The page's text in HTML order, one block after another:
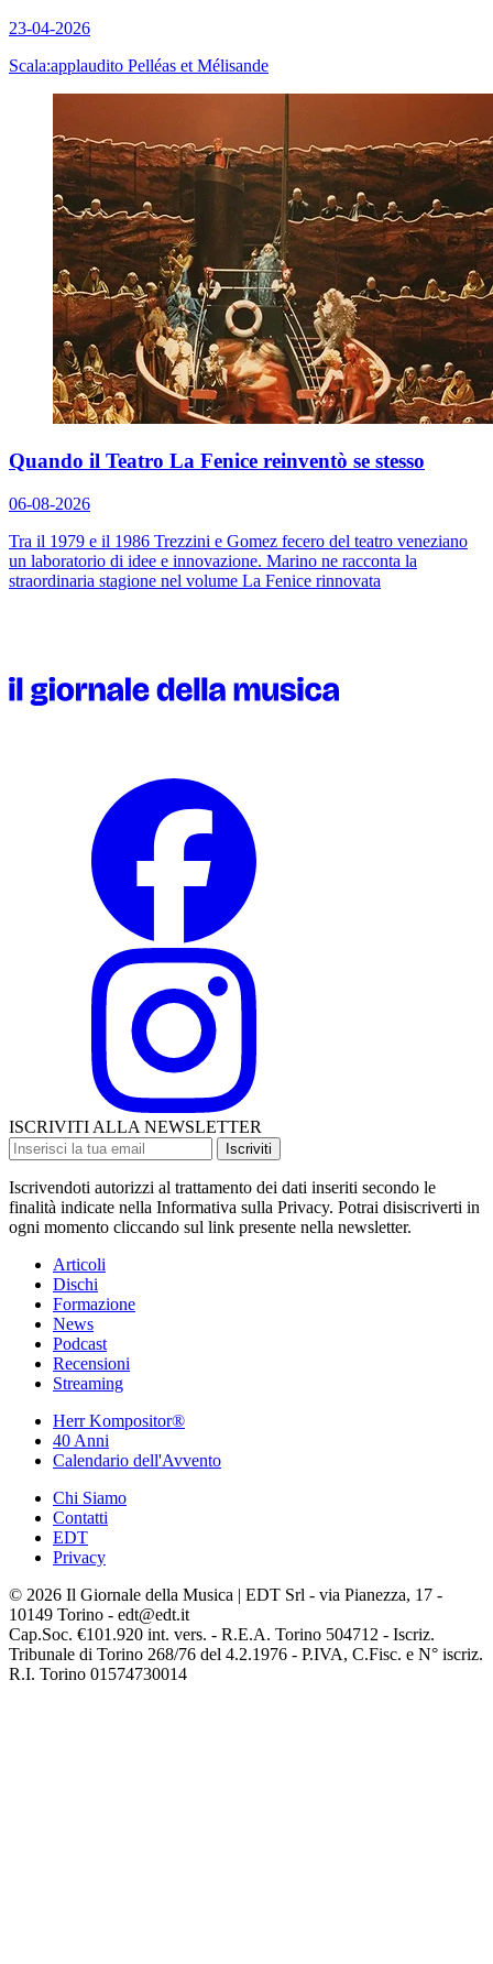
23-04-2026
Scala:applaudito Pelléas et Mélisande
Quando il Teatro La Fenice reinventò se stesso
06-08-2026
Tra il 1979 e il 1986 Trezzini e Gomez fecero del teatro veneziano
un laboratorio di idee e innovazione. Marino ne racconta la
straordinaria stagione nel volume La Fenice rinnovata
ISCRIVITI ALLA NEWSLETTER
Iscriviti
Iscrivendoti autorizzi al trattamento dei dati inseriti secondo le
finalità indicate nella Informativa sulla Privacy. Potrai disiscriverti in
ogni momento cliccando sul link presente nella newsletter.
Articoli
Dischi
Formazione
News
Podcast
Recensioni
Streaming
Herr Kompositor®
40 Anni
Calendario dell'Avvento
Chi Siamo
Contatti
EDT
Privacy
© 2026 Il Giornale della Musica | EDT Srl - via Pianezza, 17 -
10149 Torino - edt@edt.it
Cap.Soc. €101.920 int. vers. - R.E.A. Torino 504712 - Iscriz.
Tribunale di Torino 268/76 del 4.2.1976 - P.IVA, C.Fisc. e N° iscriz.
R.I. Torino 01574730014